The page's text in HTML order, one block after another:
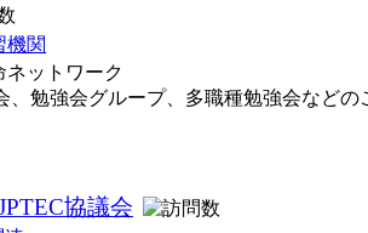
機関
ネットワーク
、勉強会グループ、多職種勉強会など
協議会